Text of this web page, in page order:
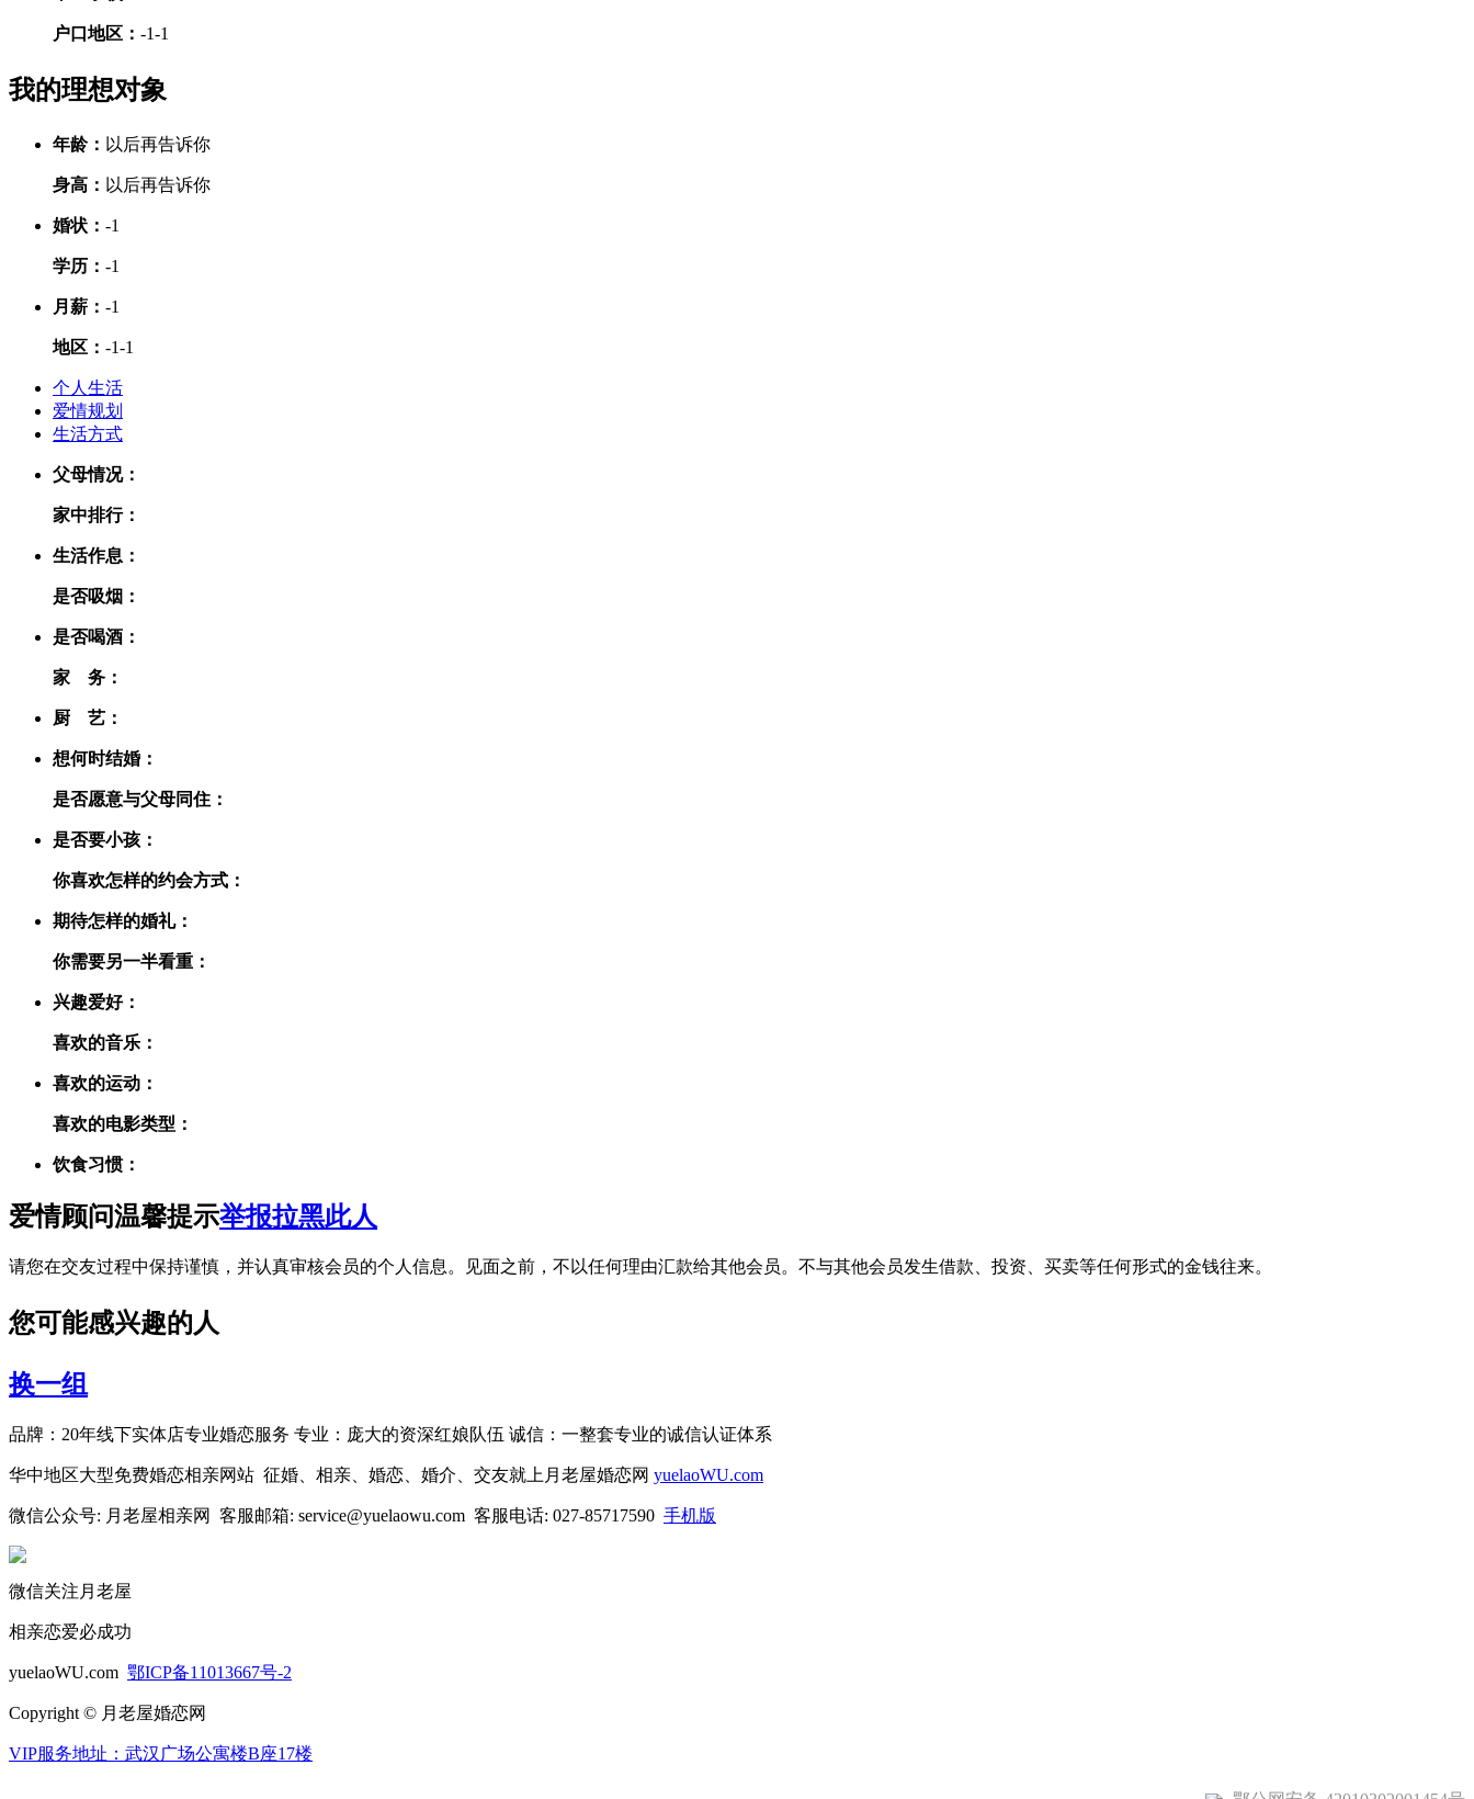
户口地区： -1-1
我的理想对象
年龄： 以后再告诉你
身高： 以后再告诉你
婚状： -1
学历： -1
月薪： -1
地区： -1-1
个人生活
爱情规划
生活方式
父母情况：
家中排行：
生活作息：
是否吸烟：
是否喝酒：
家 务：
厨 艺：
想何时结婚：
是否愿意与父母同住：
是否要小孩：
你喜欢怎样的约会方式：
期待怎样的婚礼：
你需要另一半看重：
兴趣爱好：
喜欢的音乐：
喜欢的运动：
喜欢的电影类型：
饮食习惯：
爱情顾问温馨提示举报拉黑此人
请您在交友过程中保持谨慎，并认真审核会员的个人信息。见面之前，不以任何理由汇款给其他会员。不与其他会员发生借款、投资、买卖等任何形式的金钱往来。
您可能感兴趣的人
换一组
品牌：20年线下实体店专业婚恋服务 专业：庞大的资深红娘队伍 诚信：一整套专业的诚信认证体系
华中地区大型免费婚恋相亲网站 征婚、相亲、婚恋、婚介、交友就上月老屋婚恋网 yuelaoWU.com
微信公众号: 月老屋相亲网 客服邮箱: service@yuelaowu.com 客服电话: 027-85717590 手机版
微信关注月老屋
相亲恋爱必成功
yuelaoWU.com 鄂ICP备11013667号-2
Copyright © 月老屋婚恋网
VIP服务地址：武汉广场公寓楼B座17楼